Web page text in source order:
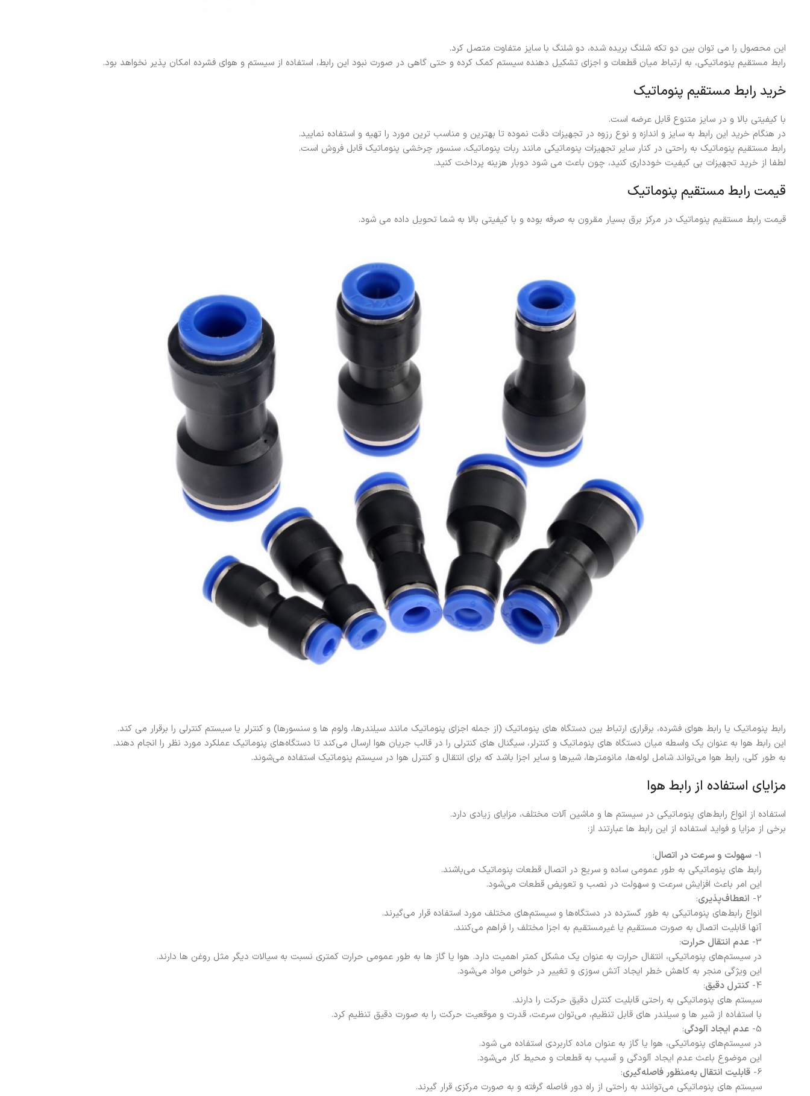
این محصول را می توان بین دو تکه شلنگ بریده شده، دو شلنگ با سایز متفاوت متصل کرد.
رابط مستقیم پنوماتیکی، به ارتباط میان قطعات و اجزای تشکیل دهنده سیستم کمک کرده و حتی گاهی در صورت نبود این رابط، استفاده از سیستم و هوای فشرده امکان پذیر نخواهد بود.
خرید رابط ‌مستقیم پنوماتیک
با کیفیتی بالا و در سایز متنوع قابل عرضه است.
در هنگام خرید این رابط به سایز و اندازه و نوع رزوه در تجهیزات دقت نموده تا بهترین و مناسب ترین مورد را تهیه و استفاده نمایید.
رابط مستقیم پنوماتیک به راحتی در کنار سایر تجهیزات پنوماتیکی مانند ربات پنوماتیک، سنسور چرخشی پنوماتیک قابل فروش است.
لطفا از خرید تجهیزات بی کیفیت خودداری کنید، چون باعث می شود دوبار هزینه پرداخت کنید.
قیمت رابط مستقیم پنوماتیک
قیمت رابط مستقیم پنوماتیک در مرکز برق بسیار مقرون به صرفه بوده و با کیفیتی بالا به شما تحویل داده می شود.
رابط پنوماتیک یا رابط هوای فشرده، برقراری ارتباط بین دستگاه های پنوماتیک (از جمله اجزای پنوماتیک مانند سیلندرها، ولوم ها و سنسورها) و کنترلر یا سیستم کنترلی را برقرار می کند.
این رابط هوا به عنوان یک واسطه میان دستگاه های پنوماتیک و کنترلر، سیگنال های کنترلی را در قالب جریان هوا ارسال می‌کند تا دستگاه‌های پنوماتیک عملکرد مورد نظر را انجام دهند.
به طور کلی، رابط هوا می‌تواند شامل لوله‌ها، مانومترها، شیرها و سایر اجزا باشد که برای انتقال و کنترل هوا در سیستم پنوماتیک استفاده می‌شوند.
مزایای استفاده از رابط هوا
استفاده از انواع رابط‌های پنوماتیکی در سیستم ها و ماشین آلات مختلف، مزایای زیادی دارد.
برخی از مزایا و فواید استفاده از این رابط ها عبارتند از:
1- سهولت و سرعت در اتصال:
رابط های پنوماتیکی به طور عمومی ساده و سریع در اتصال قطعات پنوماتیک می‌باشند.
این امر باعث افزایش سرعت و سهولت در نصب و تعویض قطعات می‌شود.
2- انعطاف‌پذیری:
انواع رابط‌های پنوماتیکی به طور گسترده در دستگاه‌ها و سیستم‌های مختلف مورد استفاده قرار می‌گیرند.
آنها قابلیت اتصال به صورت مستقیم یا غیرمستقیم به اجزا مختلف را فراهم می‌کنند.
3- عدم انتقال حرارت:
در سیستم‌های پنوماتیکی، انتقال حرارت به عنوان یک مشکل کمتر اهمیت دارد. هوا یا گاز ها به طور عمومی حرارت کمتری نسبت به سیالات دیگر مثل روغن ها دارند.
این ویژگی منجر به کاهش خطر ایجاد آتش سوزی و تغییر در خواص مواد می‌شود.
4- کنترل دقیق:
سیستم های پنوماتیکی به راحتی قابلیت کنترل دقیق حرکت را دارند.
با استفاده از شیر ها و سیلندر های قابل تنظیم، می‌توان سرعت، قدرت و موقعیت حرکت را به صورت دقیق تنظیم کرد.
5- عدم ایجاد آلودگی:
در سیستم‌های پنوماتیکی، هوا یا گاز به‌ عنوان ماده کاربردی استفاده می شود.
این موضوع باعث عدم ایجاد آلودگی و آسیب به قطعات و محیط کار می‌شود.
6- قابلیت انتقال به‌منظور فاصله‌گیری:
سیستم های پنوماتیکی می‌توانند به راحتی از راه دور فاصله گرفته و به صورت مرکزی قرار گیرند.